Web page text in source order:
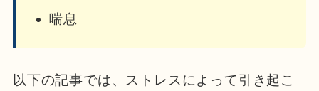
喘息
以下の記事では、ストレスによって引き起こ